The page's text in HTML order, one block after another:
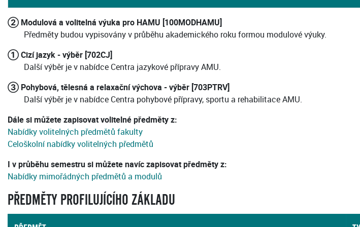
② Modulová a volitelná výuka pro HAMU [100MODHAMU]
Předměty budou vypisovány v průběhu akademického roku formou modulové výuky.
① Cizí jazyk - výběr [702CJ]
Další výběr je v nabídce Centra jazykové přípravy AMU.
③ Pohybová, tělesná a relaxační výchova - výběr [703PTRV]
Další výběr je v nabídce Centra pohybové přípravy, sportu a rehabilitace AMU.
Dále si můžete zapisovat volitelné předměty z:
Nabídky volitelných předmětů fakulty
Celoškolní nabídky volitelných předmětů
I v průběhu semestru si můžete navíc zapisovat předměty z:
Nabídky mimořádných předmětů a modulů
PŘEDMĚTY PROFILUJÍCÍHO ZÁKLADU